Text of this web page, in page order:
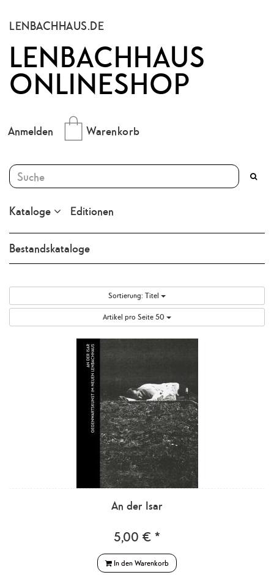
LENBACHHAUS.DE
LENBACHHAUS
ONLINESHOP
Anmelden Warenkorb
Kataloge Editionen
Bestandskataloge
Sortierung: Titel
Artikel pro Seite 50
An der Isar
5,00 € *
In den Warenkorb